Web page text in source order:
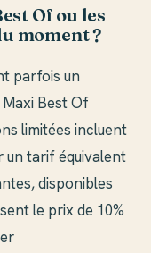
Of ou les
moment ?
parfois un
Best Of
limitées incluent
un tarif équivalent
disponibles
le prix de 10%